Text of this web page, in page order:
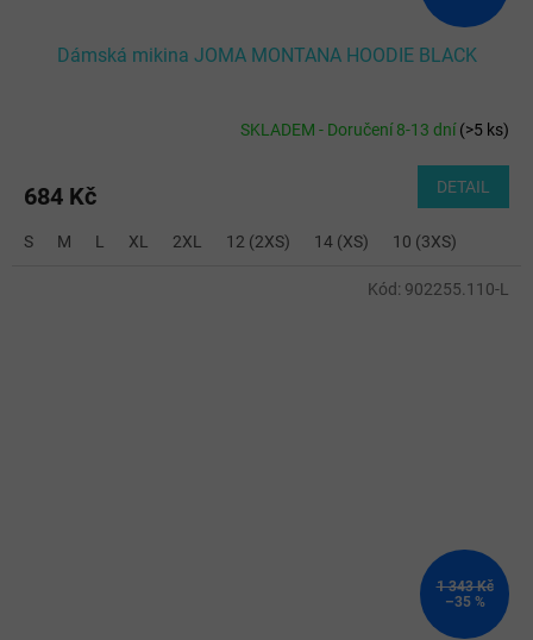
Dámská mikina JOMA MONTANA HOODIE BLACK
SKLADEM - Doručení 8-13 dní(>5 ks)
684 Kč DETAIL
S M L XL 2XL 12 (2XS) 14 (XS) 10 (3XS)
1 343 Kč
–35 %
Kód: 902255.110-L